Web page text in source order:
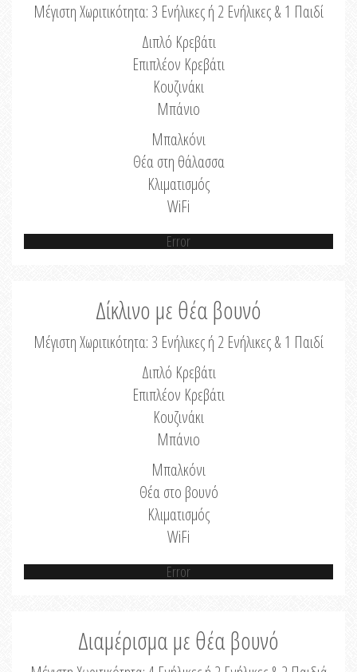
Μέγιστη Χωριτικότητα: 3 Ενήλικες ή 2 Ενήλικες & 1 Παιδί
Διπλό Κρεβάτι
Επιπλέον Κρεβάτι
Κουζινάκι
Μπάνιο
Μπαλκόνι
Θέα στη θάλασσα
Κλιματισμός
WiFi
Error
Δίκλινο με θέα βουνό
Μέγιστη Χωριτικότητα: 3 Ενήλικες ή 2 Ενήλικες & 1 Παιδί
Διπλό Κρεβάτι
Επιπλέον Κρεβάτι
Κουζινάκι
Μπάνιο
Μπαλκόνι
Θέα στο βουνό
Κλιματισμός
WiFi
Error
Διαμέρισμα με θέα βουνό